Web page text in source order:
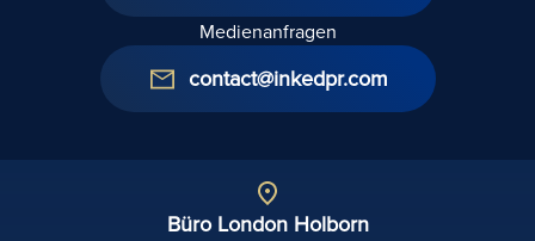
Medienanfragen
contact@inkedpr.com
Büro London Holborn